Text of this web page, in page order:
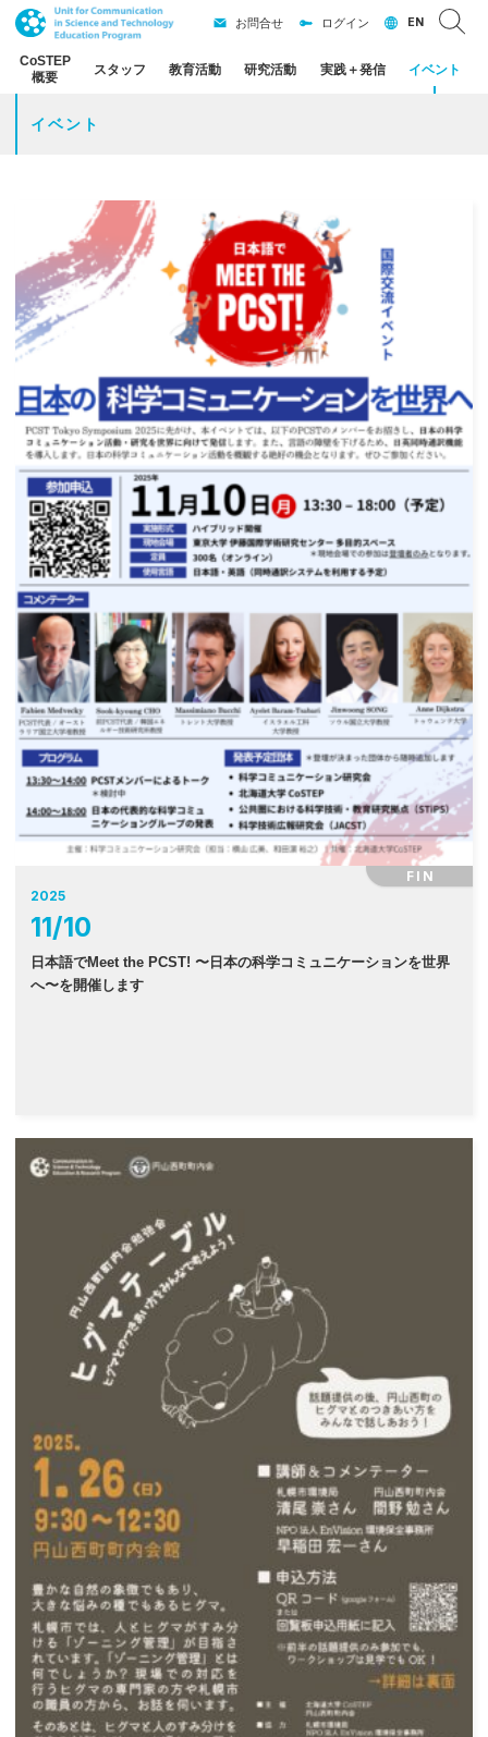
CoSTEP
概要
スタッフ 教育活動 研究活動 実践＋発信 イベント
お問合せ ログイン EN
イベント
FIN
2025
11/10
日本語でMeet the PCST! 〜日本の科学コミュニケーションを世界
へ〜を開催します